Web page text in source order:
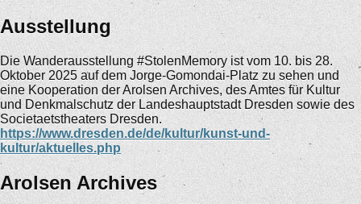
Ausstellung
Die Wanderausstellung #StolenMemory ist vom 10. bis 28.
Oktober 2025 auf dem Jorge-Gomondai-Platz zu sehen und
eine Kooperation der Arolsen Archives, des Amtes für Kultur
und Denkmalschutz der Landeshauptstadt Dresden sowie des
Societaetstheaters Dresden.
https://www.dresden.de/de/kultur/kunst-und-
kultur/aktuelles.php
Arolsen Archives